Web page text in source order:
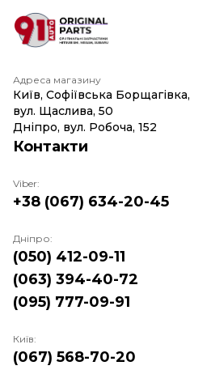
Адреса магазину
Київ, Софіївська Борщагівка,
вул. Щаслива, 50
Дніпро, вул. Робоча, 152
Контакти
Viber:
+38 (067) 634-20-45
Дніпро:
(050) 412-09-11
(063) 394-40-72
(095) 777-09-91
Київ:
(067) 568-70-20